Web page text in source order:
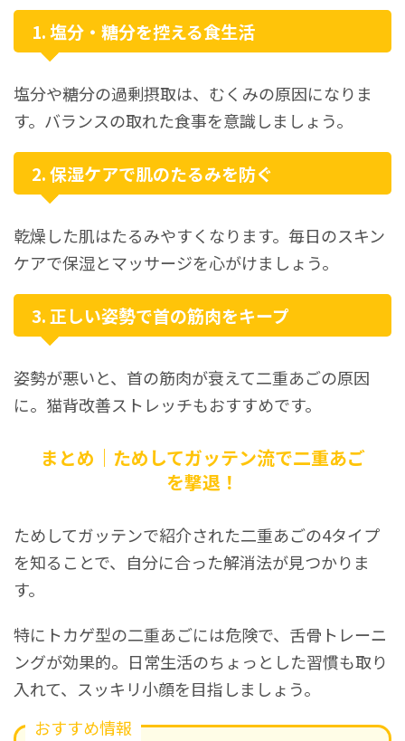
1. 塩分・糖分を控える食生活
塩分や糖分の過剰摂取は、むくみの原因になりま
す。バランスの取れた食事を意識しましょう。
2. 保湿ケアで肌のたるみを防ぐ
乾燥した肌はたるみやすくなります。毎日のスキン
ケアで保湿とマッサージを心がけましょう。
3. 正しい姿勢で首の筋肉をキープ
姿勢が悪いと、首の筋肉が衰えて二重あごの原因
に。猫背改善ストレッチもおすすめです。
まとめ｜ためしてガッテン流で二重あご
を撃退！
ためしてガッテンで紹介された二重あごの4タイプ
を知ることで、自分に合った解消法が見つかりま
す。
特にトカゲ型の二重あごには危険で、舌骨トレーニ
ングが効果的。日常生活のちょっとした習慣も取り
入れて、スッキリ小顔を目指しましょう。
おすすめ情報